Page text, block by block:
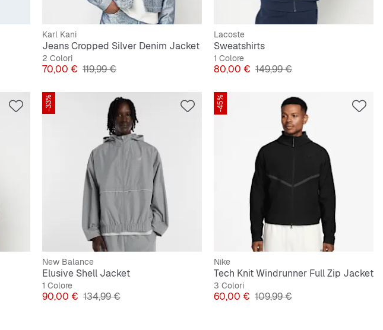
Karl Kani
Jeans Cropped Silver Denim Jacket
2 Colori
Prezzo
70,00 € Prezzo originale
119,99 €
Lacoste
Sweatshirts
1 Colore
Prezzo
80,00 € Prezzo originale
149,99 €
-33%
New Balance
Elusive Shell Jacket
1 Colore
Prezzo
90,00 € Prezzo originale
134,99 €
-45%
Nike
Tech Knit Windrunner Full Zip Jacket
3 Colori
Prezzo
60,00 € Prezzo originale
109,99 €